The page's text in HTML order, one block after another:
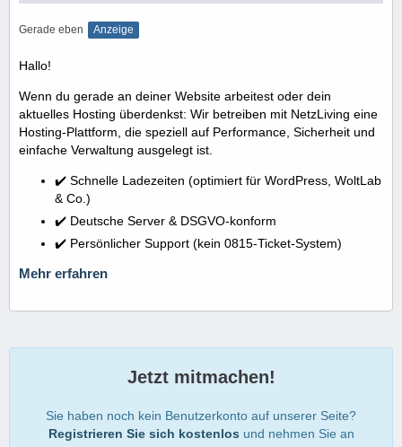
Gerade eben Anzeige
Hallo!
Wenn du gerade an deiner Website arbeitest oder dein
aktuelles Hosting überdenkst: Wir betreiben mit NetzLiving eine
Hosting-Plattform, die speziell auf Performance, Sicherheit und
einfache Verwaltung ausgelegt ist.
✔️ Schnelle Ladezeiten (optimiert für WordPress, WoltLab
& Co.)
✔️ Deutsche Server & DSGVO-konform
✔️ Persönlicher Support (kein 0815-Ticket-System)
Mehr erfahren
Jetzt mitmachen!
Sie haben noch kein Benutzerkonto auf unserer Seite?
Registrieren Sie sich kostenlos und nehmen Sie an